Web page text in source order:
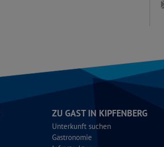
ZU GAST IN KIPFENBERG
Unterkunft suchen
Gastronomie